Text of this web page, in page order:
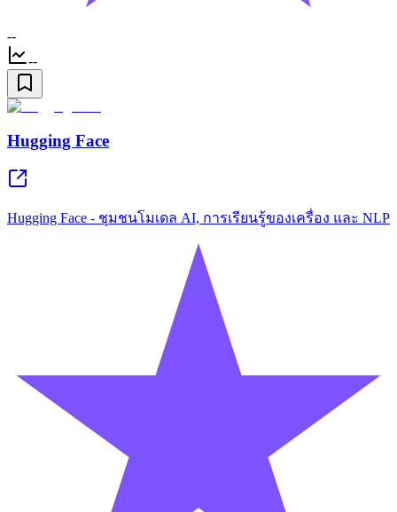
--
--
Hugging Face
Hugging Face - ชุมชนโมเดล AI, การเรียนรู้ของเครื่อง และ NLP